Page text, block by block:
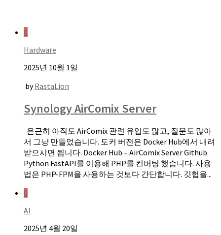
0
Hardware
2025년 10월 1일
byRastaLion
Synology AirComix Server
은근히 아직도 AirComix 관련 유입도 많고, 질문도 많아
서 그냥 만들었습니다. 도커 버전은 Docker Hub에서 내려
받으시면 됩니다. Docker Hub – AirComix Server Github
Python FastAPI를 이용해 PHP를 컨버팅 했습니다. 사용
법은 PHP-FPM을 사용하는 것보다 간단합니다. 깃헙을...
0
AI
2025년 4월 20일